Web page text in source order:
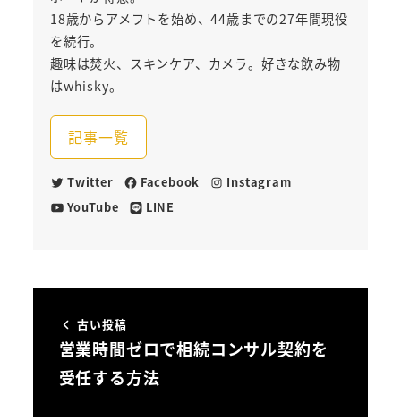
18歳からアメフトを始め、44歳までの27年間現役
を続行。
趣味は焚火、スキンケア、カメラ。好きな飲み物
はwhisky。
記事一覧
Twitter Facebook
Instagram
YouTube
LINE
古い投稿
営業時間ゼロで相続コンサル契約を
受任する方法